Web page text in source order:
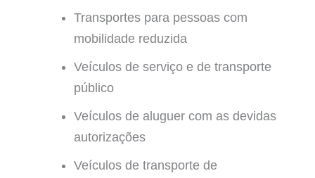
Transportes para pessoas com
mobilidade reduzida
Veículos de serviço e de transporte
público
Veículos de aluguer com as devidas
autorizações
Veículos de transporte de